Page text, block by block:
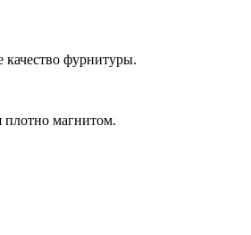
фурнитуры.
плотно магнитом.